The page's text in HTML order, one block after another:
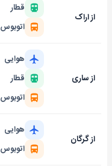
از اراک
قطار
اتوبوس
از ساری
هوایی
قطار
اتوبوس
از گرگان
هوایی
اتوبوس